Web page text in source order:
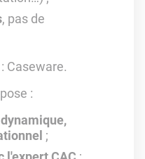
, pas de
Caseware.
:
dynamique,
;